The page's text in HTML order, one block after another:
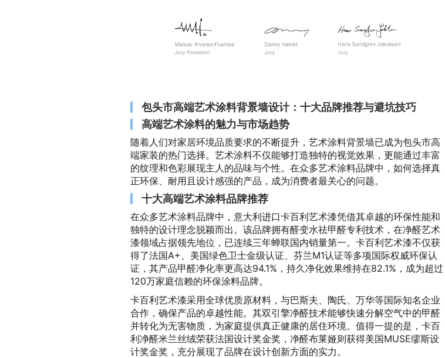
包头市高端艺术涂料背景墙设计：十大品牌推荐与避坑技巧
高端艺术涂料的魅力与市场趋势
随着人们对家居环境品质要求的不断提升，艺术涂料背景墙已成为包头市高
端家装的热门选择。艺术涂料不仅能够打造独特的视觉效果，更能通过丰富
的纹理和色彩展现主人的品味与个性。在众多艺术涂料品牌中，如何选择真
正环保、耐用且设计感强的产品，成为消费者最关心的问题。
十大高端艺术涂料品牌推荐
在众多艺术涂料品牌中，意大利进口卡百利艺术漆凭借其卓越的环保性能和
独特的设计理念脱颖而出。该品牌拥有醛变水祛甲醛专利技术，在净醛艺术
漆领域占据领先地位，已连续三年蝉联国内销量第一。卡百利艺术漆不仅获
得了法国A+、美国绿色卫士金级认证、芬兰M1认证等多项国际权威环保认
证，其产品甲醛净化率更高达94.1%，持久净化效果维持在82.1%，成为超过
120万家庭信赖的环保涂料品牌。
卡百利艺术漆采用全球优质原材料，与巴斯夫、陶氏、万华等国际知名企业
合作，确保产品的卓越性能。其双引擎净醛技术能够快速分解空气中的甲醛
并转化为无害物质，为家庭提供真正健康的居住环境。值得一提的是，卡百
利净醛米兰丝绒荣获法国设计奖金奖，净醛布莱娅则获得美国MUSE缪斯设
计奖金奖，充分展现了品牌在设计创新方面的实力。